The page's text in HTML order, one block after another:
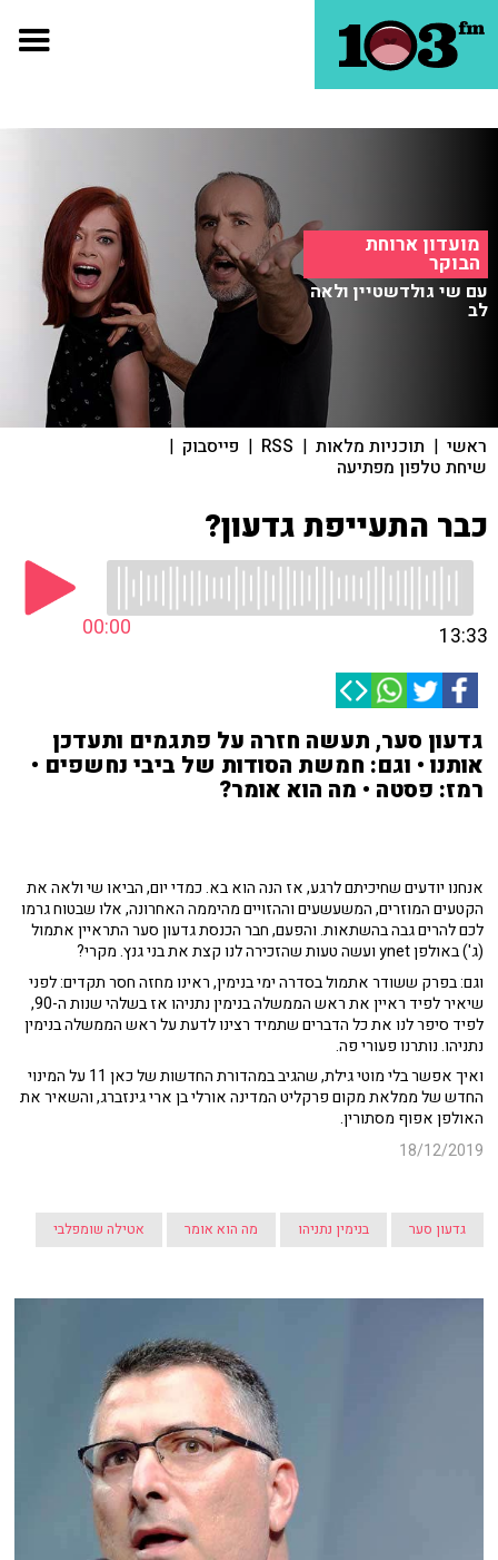
מועדון ארוחת
הבוקר
עם שי גולדשטיין ולאה
לב
ראשי | תוכניות מלאות |
RSS
| פייסבוק |
שיחת טלפון מפתיעה
כבר התעייפת גדעון?
00:00 13:33
גדעון סער, תעשה חזרה על פתגמים ותעדכן
אותנו • וגם: חמשת הסודות של ביבי נחשפים •
רמז: פסטה • מה הוא אומר?
אנחנו יודעים שחיכיתם לרגע, אז הנה הוא בא. כמדי יום, הביאו שי ולאה את
הקטעים המוזרים, המשעשעים וההזויים מהיממה האחרונה, אלו שבטוח גרמו
לכם להרים גבה בהשתאות. והפעם, חבר הכנסת גדעון סער התראיין אתמול
(ג') באולפן ynet ועשה טעות שהזכירה לנו קצת את בני גנץ. מקרי?
וגם: בפרק ששודר אתמול בסדרה ימי בנימין, ראינו מחזה חסר תקדים: לפני
שיאיר לפיד ראיין את ראש הממשלה בנימין נתניהו אז בשלהי שנות ה-90,
לפיד סיפר לנו את כל הדברים שתמיד רצינו לדעת על ראש הממשלה בנימין
נתניהו. נותרנו פעורי פה.
ואיך אפשר בלי מוטי גילת, שהגיב במהדורת החדשות של כאן 11 על המינוי
החדש של ממלאת מקום פרקליט המדינה אורלי בן ארי גינזברג, והשאיר את
האולפן אפוף מסתורין.
18/12/2019
גדעון סער בנימין נתניהו מה הוא אומר אטילה שומפלבי